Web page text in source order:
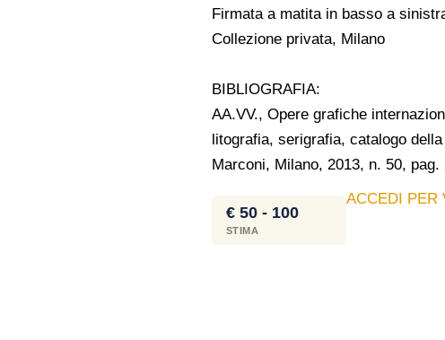
Firmata a matita in basso a
Collezione privata, Milano
BIBLIOGRAFIA:
AA.VV., Opere grafiche
litografia, serigrafia, catalogo
Marconi, Milano, 2013, n. 50, pag.
€ 50 - 100
STIMA
ACCEDI PER